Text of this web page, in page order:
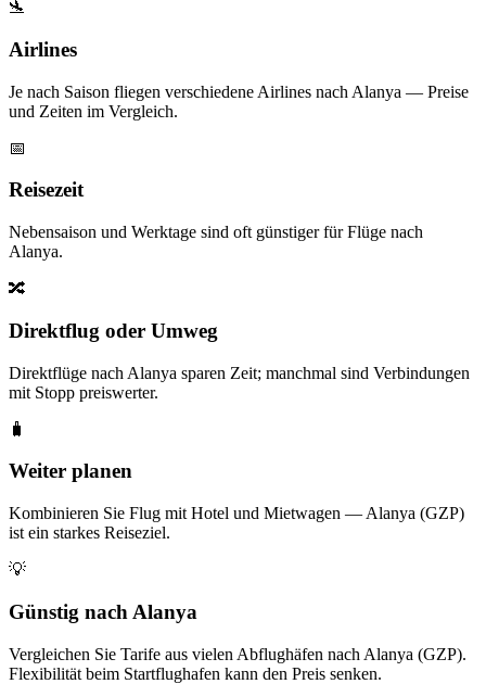
🛬
Airlines
Je nach Saison fliegen verschiedene Airlines nach Alanya — Preise
und Zeiten im Vergleich.
📅
Reisezeit
Nebensaison und Werktage sind oft günstiger für Flüge nach
Alanya.
🔀
Direktflug oder Umweg
Direktflüge nach Alanya sparen Zeit; manchmal sind Verbindungen
mit Stopp preiswerter.
🧳
Weiter planen
Kombinieren Sie Flug mit Hotel und Mietwagen — Alanya (GZP)
ist ein starkes Reiseziel.
💡
Günstig nach Alanya
Vergleichen Sie Tarife aus vielen Abflughäfen nach Alanya (GZP).
Flexibilität beim Startflughafen kann den Preis senken.